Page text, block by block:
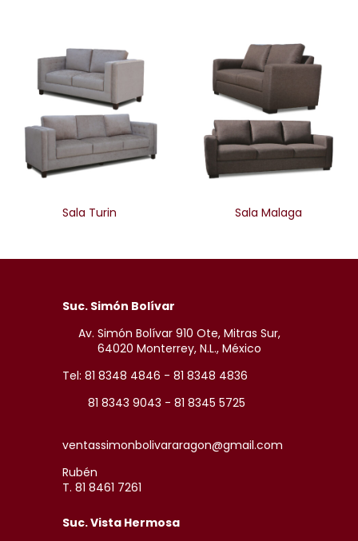
Sala Turin Sala Malaga
Suc. Simón Bolívar
Av. Simón Bolívar 910 Ote, Mitras Sur,
64020 Monterrey, N.L., México
Tel: 81 8348 4846 - 81 8348 4836
81 8343 9043 - 81 8345 5725
ventassimonbolivararagon@gmail.com
Rubén
T. 81 8461 7261
Suc. Vista Hermosa